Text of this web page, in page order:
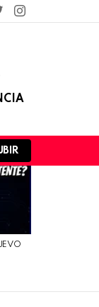
TwitterInstagram